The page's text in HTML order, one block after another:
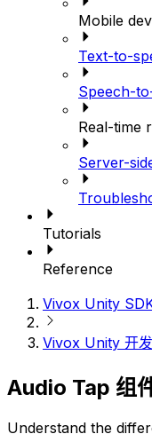
Mobile
Text-to-
Speech-
Real-time
Server-
Tutorials
Reference
Vivox Unity
Vivox Unity 开
Audio Tap 组
Understand the